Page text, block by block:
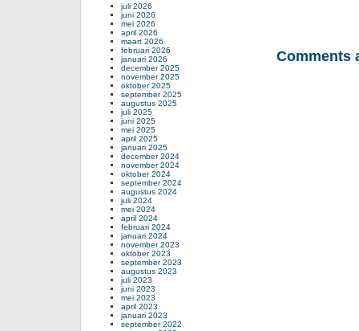
Comments
juli 2026
juni 2026
mei 2026
april 2026
maart 2026
februari 2026
januari 2026
december 2025
november 2025
oktober 2025
september 2025
augustus 2025
juli 2025
juni 2025
mei 2025
april 2025
januari 2025
december 2024
november 2024
oktober 2024
september 2024
augustus 2024
juli 2024
mei 2024
april 2024
februari 2024
januari 2024
november 2023
oktober 2023
september 2023
augustus 2023
juli 2023
juni 2023
mei 2023
april 2023
januari 2023
september 2022